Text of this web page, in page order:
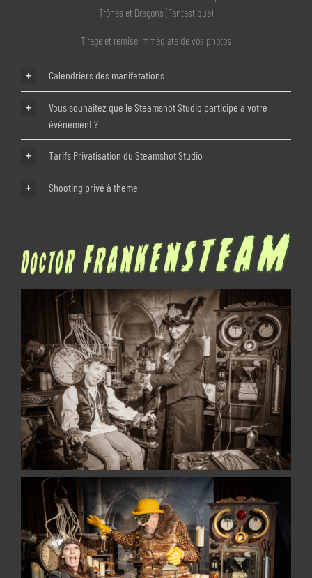
Trônes et Dragons (Fantastique)
Tirage et remise immédiate de vos photos
Calendriers des manifetations
Vous souhaitez que le Steamshot Studio participe à votre
évènement ?
Tarifs Privatisation du Steamshot Studio
Shooting privé à thème